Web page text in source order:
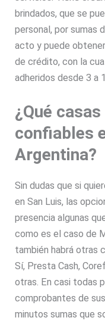
brindados, que se
personal, por sumas
acto y puede
de crédito, con la
adheridos desde 3 a
¿Qué
confiables
Argentina?
Sin dudas que si
en San Luis, las
presencia algunas
como es el caso de
también habrá otras
Sí, Presta Cash,
otras. En casi todas
comprobantes de
minutos sumas que